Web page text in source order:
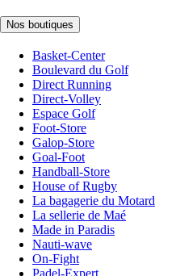
Nos boutiques
Basket-Center
Boulevard du Golf
Direct Running
Direct-Volley
Espace Golf
Foot-Store
Galop-Store
Goal-Foot
Handball-Store
House of Rugby
La bagagerie du Motard
La sellerie de Maé
Made in Paradis
Nauti-wave
On-Fight